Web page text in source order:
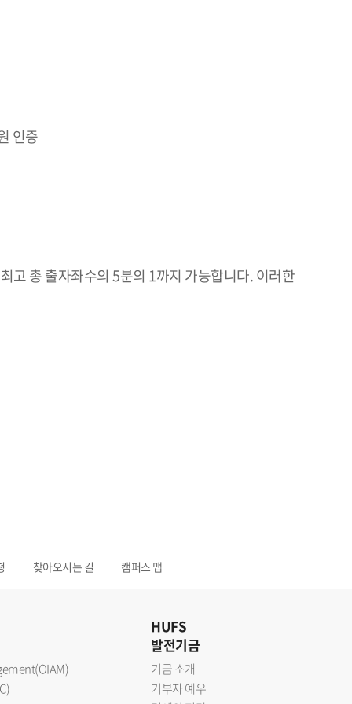
인증
고 총 출자좌수의 5분의 1까지 가능합니다. 이러한
찾아오시는 길 캠퍼스 맵
HUFS
발전기금
기금 소개
기부자 예우